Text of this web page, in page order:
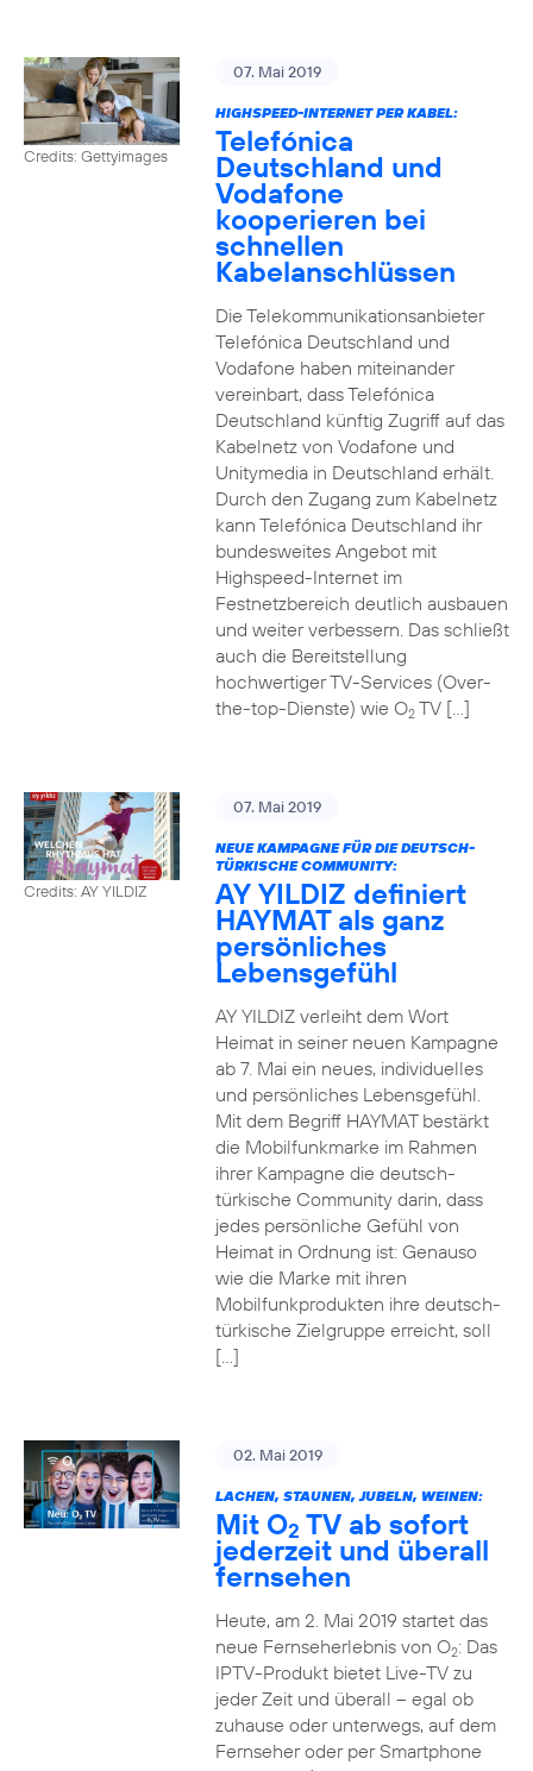
Credits: Gettyimages
07. Mai 2019
HIGHSPEED-INTERNET PER KABEL:
Telefónica
Deutschland und
Vodafone
kooperieren bei
schnellen
Kabelanschlüssen
Die Telekommunikationsanbieter
Telefónica Deutschland und
Vodafone haben miteinander
vereinbart, dass Telefónica
Deutschland künftig Zugriff auf das
Kabelnetz von Vodafone und
Unitymedia in Deutschland erhält.
Durch den Zugang zum Kabelnetz
kann Telefónica Deutschland ihr
bundesweites Angebot mit
Highspeed-Internet im
Festnetzbereich deutlich ausbauen
und weiter verbessern. Das schließt
auch die Bereitstellung
hochwertiger TV-Services (Over-
the-top-Dienste) wie O2TV […]
Credits: AY YILDIZ
07. Mai 2019
NEUE KAMPAGNE FÜR DIE DEUTSCH-
TÜRKISCHE COMMUNITY:
AY YILDIZ definiert
HAYMAT als ganz
persönliches
Lebensgefühl
AY YILDIZ verleiht dem Wort
Heimat in seiner neuen Kampagne
ab 7. Mai ein neues, individuelles
und persönliches Lebensgefühl.
Mit dem Begriff HAYMAT bestärkt
die Mobilfunkmarke im Rahmen
ihrer Kampagne die deutsch-
türkische Community darin, dass
jedes persönliche Gefühl von
Heimat in Ordnung ist: Genauso
wie die Marke mit ihren
Mobilfunkprodukten ihre deutsch-
türkische Zielgruppe erreicht, soll
[…]
02. Mai 2019
LACHEN, STAUNEN, JUBELN, WEINEN:
Mit O2 TV ab sofort
jederzeit und überall
fernsehen
Heute, am 2. Mai 2019 startet das
neue Fernseherlebnis von O2: Das
IPTV-Produkt bietet Live-TV zu
jeder Zeit und überall – egal ob
zuhause oder unterwegs, auf dem
Fernseher oder per Smartphone